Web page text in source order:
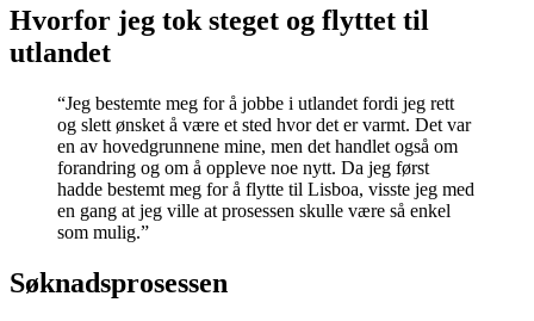
Hvorfor jeg tok steget og flyttet til
utlandet
“Jeg bestemte meg for å jobbe i utlandet fordi jeg rett
og slett ønsket å være et sted hvor det er varmt. Det var
en av hovedgrunnene mine, men det handlet også om
forandring og om å oppleve noe nytt. Da jeg først
hadde bestemt meg for å flytte til Lisboa, visste jeg med
en gang at jeg ville at prosessen skulle være så enkel
som mulig.”
Søknadsprosessen